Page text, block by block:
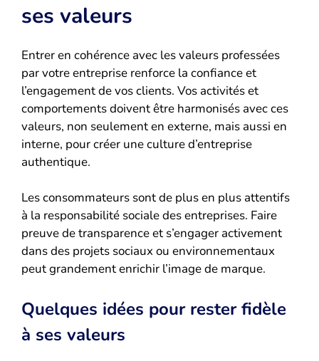
ses valeurs
Entrer en cohérence avec les valeurs professées
par votre entreprise renforce la confiance et
l’engagement de vos clients. Vos activités et
comportements doivent être harmonisés avec ces
valeurs, non seulement en externe, mais aussi en
interne, pour créer une culture d’entreprise
authentique.
Les consommateurs sont de plus en plus attentifs
à la responsabilité sociale des entreprises. Faire
preuve de transparence et s’engager activement
dans des projets sociaux ou environnementaux
peut grandement enrichir l’image de marque.
Quelques idées pour rester fidèle
à ses valeurs